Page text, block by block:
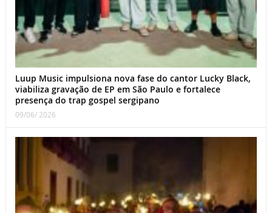
Luup Music impulsiona nova fase do cantor Lucky Black,
viabiliza gravação de EP em São Paulo e fortalece
presença do trap gospel sergipano
09/06/ 2026